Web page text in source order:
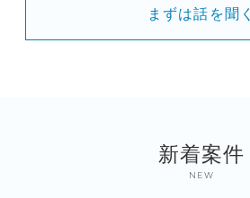
まずは話を聞く
新着案件
NEW